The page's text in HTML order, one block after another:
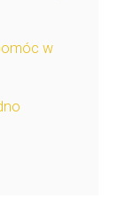
w